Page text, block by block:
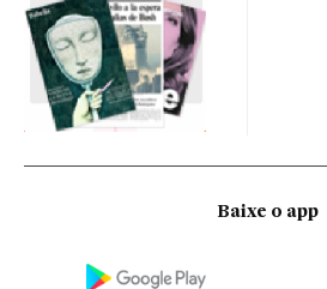
Baixe o app